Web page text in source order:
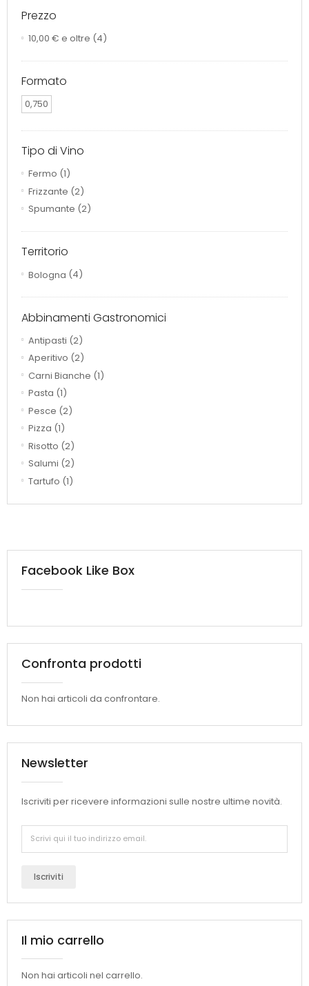
Prezzo
10,00 € e oltre (4)
Formato
0,750
Tipo di Vino
Fermo (1)
Frizzante (2)
Spumante (2)
Territorio
Bologna (4)
Abbinamenti Gastronomici
Antipasti (2)
Aperitivo (2)
Carni Bianche (1)
Pasta (1)
Pesce (2)
Pizza (1)
Risotto (2)
Salumi (2)
Tartufo (1)
Facebook Like Box
Confronta prodotti
Non hai articoli da confrontare.
Newsletter
Iscriviti per ricevere informazioni sulle nostre ultime novità.
Iscriviti
Il mio carrello
Non hai articoli nel carrello.